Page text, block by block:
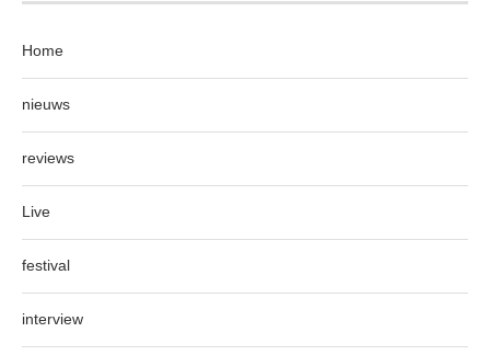
Home
nieuws
reviews
Live
festival
interview